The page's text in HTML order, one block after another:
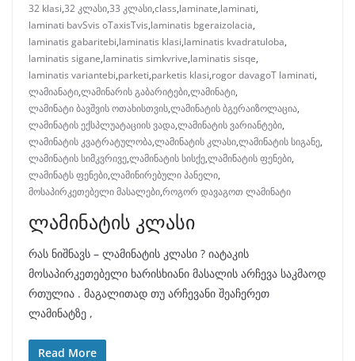
32 klasi,32 კლასი,33 კლასი,class,laminate,laminati,
laminati bavSvis oTaxisTvis,laminatis bgeraizolacia,
laminatis gabaritebi,laminatis klasi,laminatis kvadratuloba,
laminatis sigane,laminatis simkvrive,laminatis sisqe,
laminatis variantebi,parketi,parketis klasi,rogor davagoT laminati,
ლამიანატი,ლამინარის გაბარიტები,ლამინატი,
ლამინატი ბავშვის ოთახისთვის,ლამინატის ბგერაიზოლაცია,
ლამინატის ექსპლუატაციის ვადა,ლამინატის ვარიანტები,
ლამინატის კვატრატულობა,ლამინატის კლასი,ლამინატის სიგანე,
ლამინატის სიმკვრივე,ლამინატის სისქე,ლამინატის ფენები,
ლამინატს ფენები,ლამინირებული პანელი,
მოსაპირკეთებელი მასალები,როგორ დავაგოთ ლამინატი
ლამინატის კლასი
რას ნიშნავს – ლამინატის კლასი ? იატაკის
მოსაპირკეთებელი ხარისხიანი მასალის არჩევა საკმაოდ
რთულია . მაგალითად თუ არჩევანი შეაჩერეთ
ლამინატზე ,
Read More